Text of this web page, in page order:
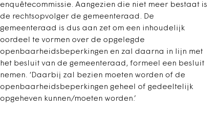
enquêtecommissie. Aangezien die niet meer bestaat is
de rechtsopvolger de gemeenteraad. De
gemeenteraad is dus aan zet om een inhoudelijk
oordeel te vormen over de opgelegde
openbaarheidsbeperkingen en zal daarna in lijn met
het besluit van de gemeenteraad, formeel een besluit
nemen. ‘Daarbij zal bezien moeten worden of de
openbaarheidsbeperkingen geheel of gedeeltelijk
opgeheven kunnen/moeten worden.’